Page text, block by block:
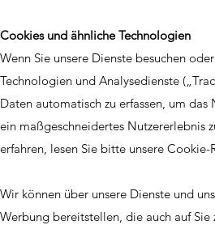
Cookies und ähnliche Technologien
Wenn Sie unsere Dienste besuchen
Technologien und Analysedienste
Daten automatisch zu erfassen, um
ein maßgeschneidertes Nutzererlebnis
erfahren, lesen Sie bitte unsere Cookie-
Wir können über unsere Dienste und
Werbung bereitstellen, die auch auf Sie